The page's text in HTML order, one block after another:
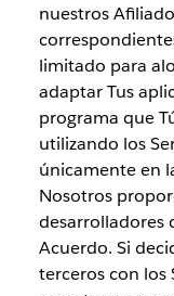
nuestros
limitado para
adaptar Tus
programa que
utilizando los
únicamente en
Nosotros
desarrolladores
Acuerdo. Si
terceros con los